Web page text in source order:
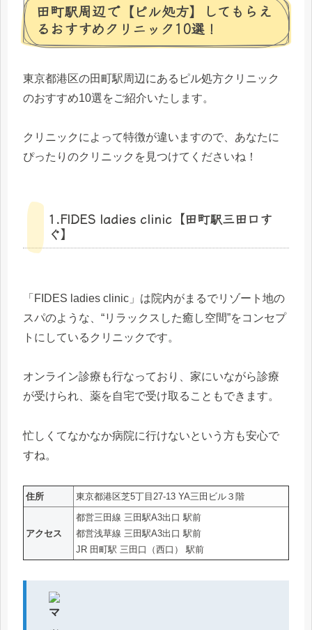
田町駅周辺で【ピル処方】してもらえ
るおすすめクリニック10選！
東京都港区の田町駅周辺にあるピル処方クリニック
のおすすめ10選をご紹介いたします。
クリニックによって特徴が違いますので、あなたに
ぴったりのクリニックを見つけてくださいね！
1.FIDES ladies clinic【田町駅三田口す
ぐ】
「FIDES ladies clinic」は院内がまるでリゾート地の
スパのような、“リラックスした癒し空間”をコンセプ
トにしているクリニックです。
オンライン診療も行なっており、家にいながら診療
が受けられ、薬を自宅で受け取ることもできます。
忙しくてなかなか病院に行けないという方も安心で
すね。
住所 東京都港区芝5丁目27-13 YA三田ビル３階
アクセス
都営三田線 三田駅A3出口 駅前
都営浅草線 三田駅A3出口 駅前
JR 田町駅 三田口（西口） 駅前